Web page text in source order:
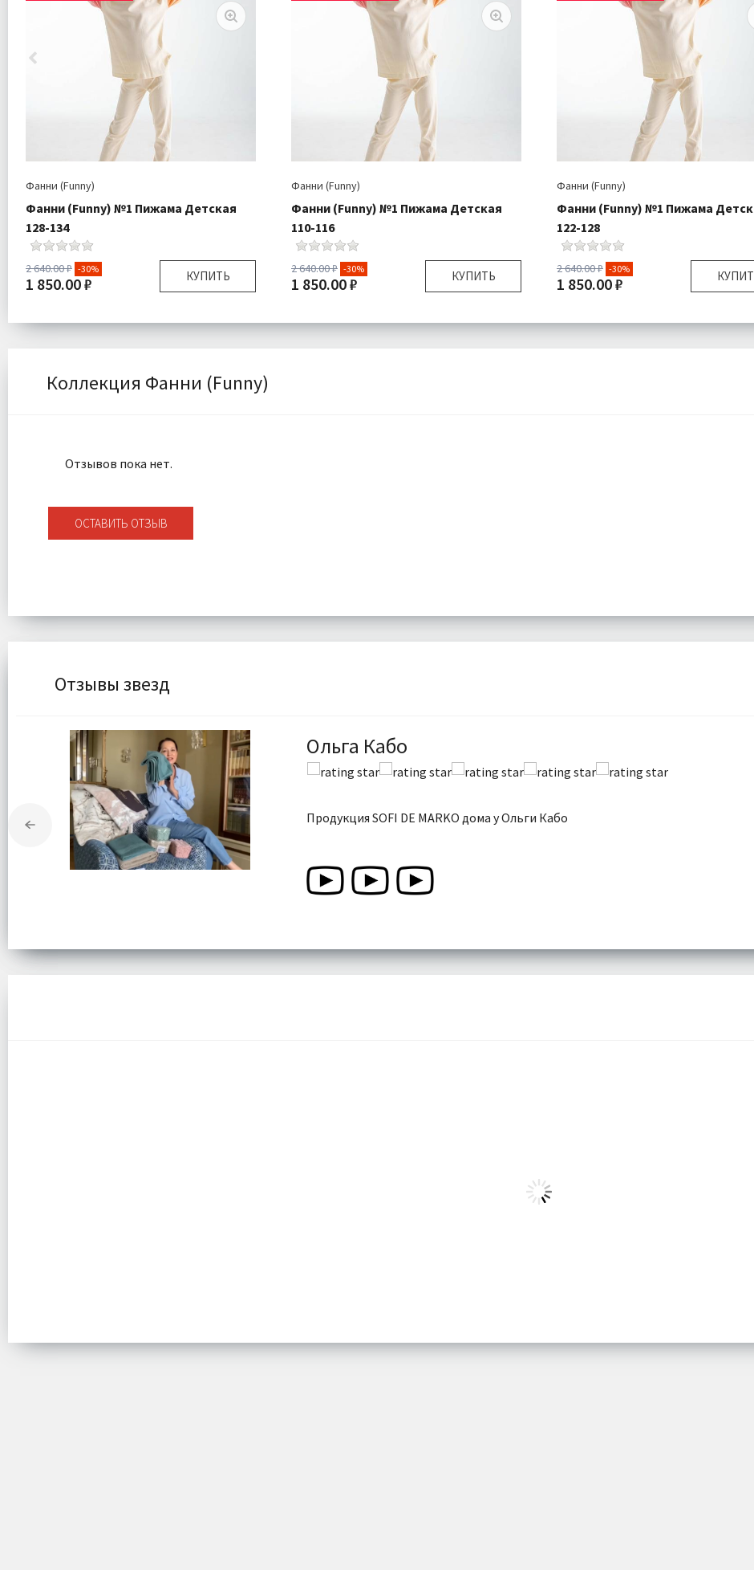
Фанни (Funny)
Фанни (Funny) №1 Пижама Детская
128-134
2 640.00 ₽ -30%
1 850.00 ₽ КУПИТЬ
Размер:
128х134
Трикотаж
Доставка:
Подробнее
Фанни (Funny)
Фанни (Funny) №1 Пижама Детская
110-116
2 640.00 ₽ -30%
1 850.00 ₽ КУПИТЬ
Размер:
110-116
Фанни (Funny)
Фанни (Funny) №1 Пижама
122-128
2 640.00 ₽ -30%
1 850.00 ₽
Размер:
Коллекция Фанни (Funny)
Отзывов пока нет.
ОСТАВИТЬ ОТЗЫВ
Отзывы звезд
Ольга Кабо
Продукция SOFI DE MARKO дома у Ольги Кабо